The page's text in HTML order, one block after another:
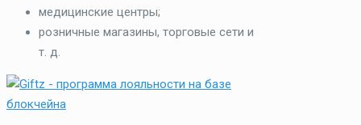
медицинские центры;
розничные магазины, торговые сети и
т. д.